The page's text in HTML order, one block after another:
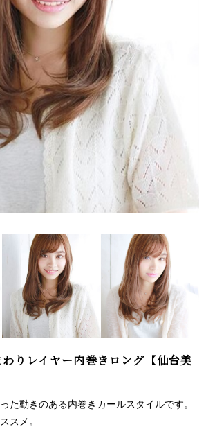
りレイヤー内巻きロング【仙台美
た動きのある内巻きカールスタイルです。
スメ。